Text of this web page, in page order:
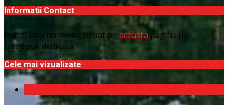
Informatii Contact
Puteti lasa un mesaj privat pe aceasta pagina de
facebook dedicata
Cele mai vizualizate